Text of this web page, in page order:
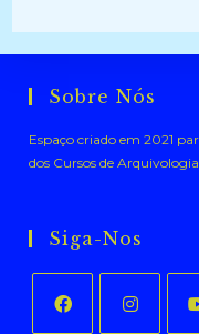
Sobre Nós
Espaço criado em 2021
dos Cursos de
Siga-Nos